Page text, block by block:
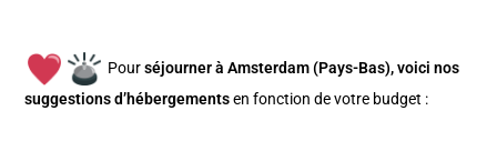
Pourséjourner à Amsterdam (Pays-Bas), voici nos
suggestions d’hébergements en fonction de votre budget :